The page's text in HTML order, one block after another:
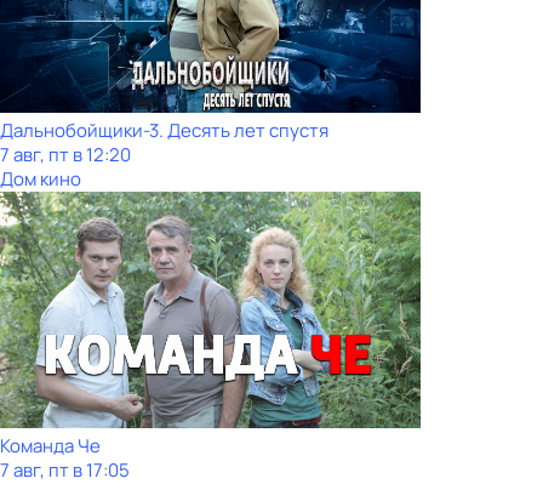
Дальнобойщики-3. Десять лет спустя
7 авг, пт в 12:20
Дом кино
Команда Че
7 авг, пт в 17:05